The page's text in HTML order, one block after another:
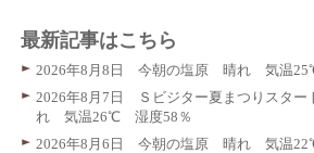
最新記事はこちら
2026年8月8日 今朝の塩原 晴れ 気温
2026年8月7日 Ｓビジター夏まつりスタ
れ 気温26℃ 湿度58％
2026年8月6日 今朝の塩原 晴れ 気温